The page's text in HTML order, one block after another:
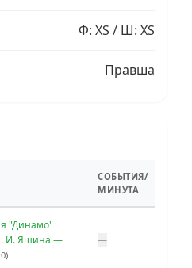
Ф: XS / Ш: XS
Правша
СОБЫТИЯ/
МИНУТА
"Динамо"
И. Яшина —
—